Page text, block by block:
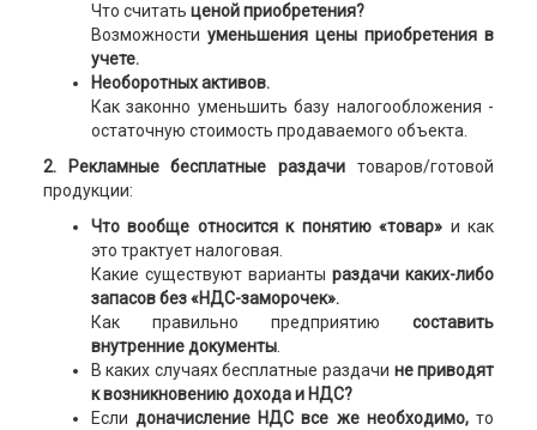
Что считать ценой приобретения?
Возможности уменьшения цены приобретения в
учете.
Необоротных активов.
Как законно уменьшить базу налогообложения -
остаточную стоимость продаваемого объекта.
2. Рекламные бесплатные раздачитоваров/готовой
продукции:
Что вообще относится к понятию «товар» и как
это трактует налоговая.
Какие существуют вариантыраздачи каких-либо
запасов без «НДС-заморочек».
Как правильно
предприятиюсоставить
внутренние документы.
В каких случаях бесплатные раздачи не приводят
к возникновению дохода и НДС?
Еслидоначисление НДС все же необходимо,то